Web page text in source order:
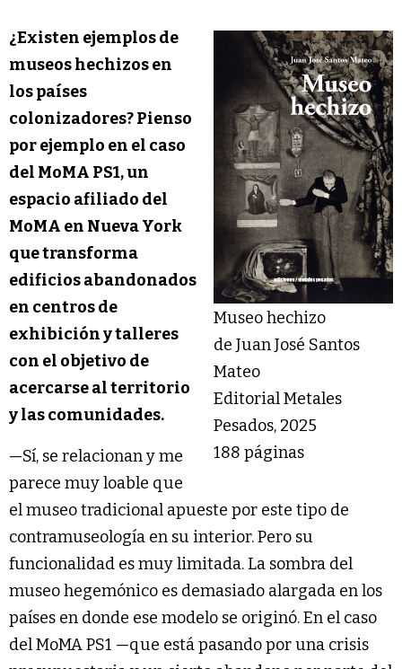
Museo hechizo
de Juan José Santos
Mateo
Editorial Metales
Pesados, 2025
188 páginas
¿Existen ejemplos de
museos hechizos en
los países
colonizadores? Pienso
por ejemplo en el caso
del MoMA PS1, un
espacio afiliado del
MoMA en Nueva York
que transforma
edificios abandonados
en centros de
exhibición y talleres
con el objetivo de
acercarse al territorio
y las comunidades.
—Sí, se relacionan y me
parece muy loable que
el museo tradicional apueste por este tipo de
contramuseología en su interior. Pero su
funcionalidad es muy limitada. La sombra del
museo hegemónico es demasiado alargada en los
países en donde ese modelo se originó. En el caso
del MoMA PS1 —que está pasando por una crisis